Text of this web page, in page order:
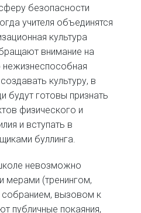
безопасности
учителя объединятся
культура
внимание на
нежизнеспособная
культуру, в
будут готовы признать
физического и
и вступать в
буллинга.
невозможно
мерами (тренингом,
собранием, вызовом к
публичные покаяния,